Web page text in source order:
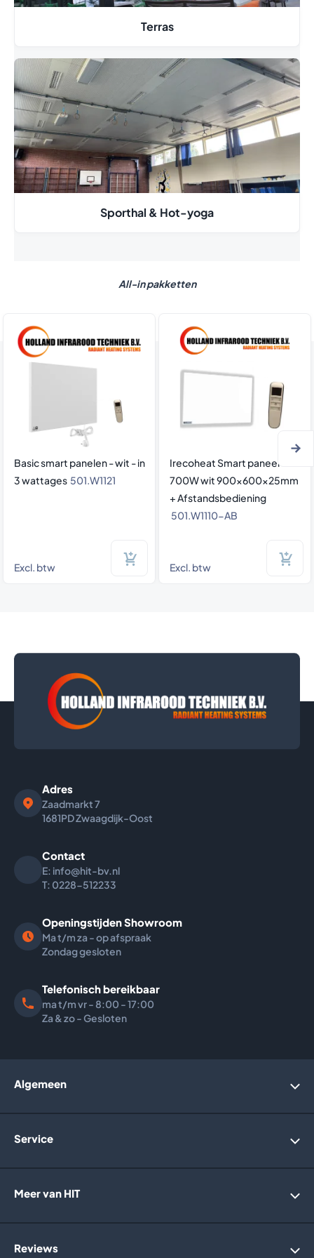
Terras
Sporthal & Hot-yoga
All-in pakketten
Basic smart panelen - wit - in
3 wattages 501.W1121
Excl. btw
Irecoheat Smart paneel
700W wit 900x600x25mm
+ Afstandsbediening
501.W1110-AB
Excl. btw
Adres
Zaadmarkt7
1681PD Zwaagdijk-Oost
Contact
E: info@hit-bv.nl
T: 0228-512233
Openingstijden Showroom
Ma t/m za - op afspraak
Zondag gesloten
Telefonisch bereikbaar
ma t/m vr - 8:00 - 17:00
Za & zo - Gesloten
Algemeen
Bedrijfsgegevens
Service
Retourneren
Meer van HIT
Holland Solar Heating
Reviews